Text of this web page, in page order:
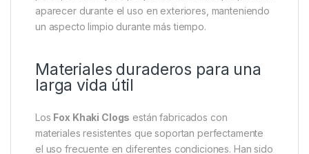
El acabado en colorKhakiaporta un aspecto
discreto, moderno y muy versátil. Este tono inspirado
vestimenta casual, adaptándose a cualquier entorno
sin perder estilo.
Además de su atractivo visual, el color caqui tiene
una ventaja práctica, ya que ayuda a disimular el